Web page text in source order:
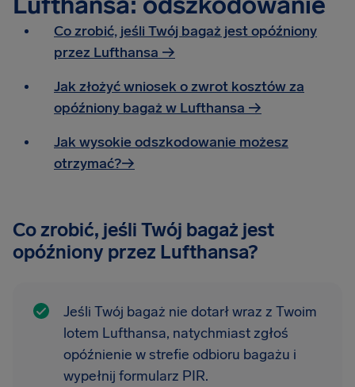
Co zrobić, jeśli Twój bagaż jest opóźniony
przez Lufthansa →
Jak złożyć wniosek o zwrot kosztów za
opóźniony bagaż w Lufthansa →
Jak wysokie odszkodowanie możesz
otrzymać?→
Co zrobić, jeśli Twój bagaż jest
opóźniony przez Lufthansa?
Jeśli Twój bagaż nie dotarł wraz z Twoim
lotem Lufthansa, natychmiast zgłoś
opóźnienie w strefie odbioru bagażu i
wypełnij formularz PIR.